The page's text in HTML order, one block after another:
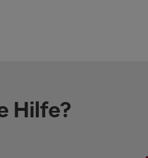
Hilfe?